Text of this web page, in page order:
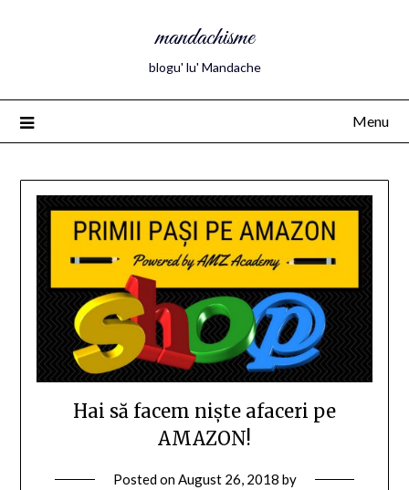
mandachisme
blogu' lu' Mandache
Menu
Hai să facem niște afaceri pe
AMAZON!
Posted onAugust 26, 2018 by